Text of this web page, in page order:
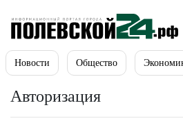
Новости Общество
Авторизация